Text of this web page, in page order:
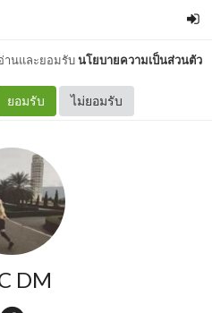
านและยอมรับนโยบายความเป็นส่วนตัว
ยอมรับ ไม่ยอมรับ
DM